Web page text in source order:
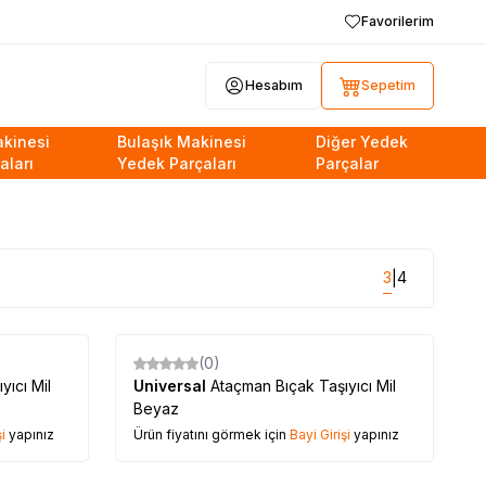
Favorilerim
Hesabım Sepetim
Bulaşık Makinesi
Yedek Parçaları
Diğer Yedek
Parçalar
3 4
Mil
yapınız
(0)
Universal Ataçman Bıçak Taşıyıcı Mil
Beyaz
Ürün fiyatını görmek için Bayi Girişi yapınız